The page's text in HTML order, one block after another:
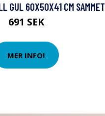
GUL 60X50X41 CM SAMMET
691 SEK
MER INFO!